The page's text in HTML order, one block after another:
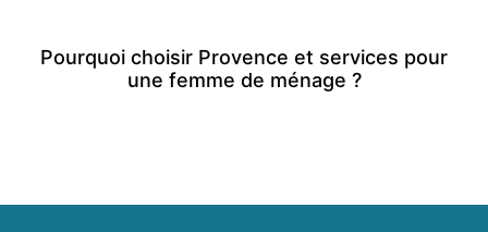
Pourquoi choisir Provence et services pour
une femme de ménage ?